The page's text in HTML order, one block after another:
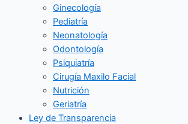
Ginecología
Pediatría
Neonatología
Odontología
Psiquiatría
Cirugía Maxilo Facial
Nutrición
Geriatría
Ley de Transparencia